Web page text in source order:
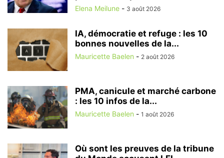
Elena Meilune - 3 août 2026
IA, démocratie et refuge : les 10
bonnes nouvelles de la...
Mauricette Baelen - 2 août 2026
PMA, canicule et marché carbone
: les 10 infos de la...
Mauricette Baelen - 1 août 2026
Où sont les preuves de la tribune